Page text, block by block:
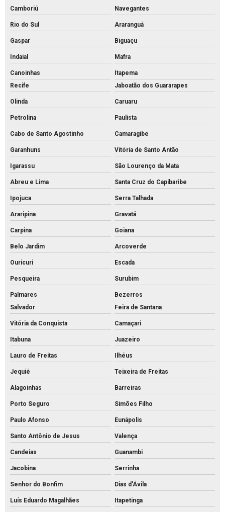
Tijolo de concreto preço
Tijolo de concreto vazado
Tijolo de concreto
Tubo de concreto 400mm
Tubo de concreto de 40cm preço
Tubo de concreto preço
Tubo de concreto valor
Venda de bloquete para calçada
Camboriú Navegantes
Rio do Sul Araranguá
Gaspar Biguaçu
Indaial Mafra
Canoinhas
Itapema
Recife
Jaboatão dos Guararapes
Olinda Caruaru
Petrolina Paulista
Cabo de Santo Agostinho Camaragibe
Garanhuns Vitória de Santo Antão
Igarassu São Lourenço da Mata
Abreu e Lima Santa Cruz do Capibaribe
Ipojuca Serra Talhada
Araripina Gravatá
Carpina Goiana
Belo Jardim Arcoverde
Ouricuri Escada
Pesqueira Surubim
Palmares
Bezerros
Salvador
Feira de Santana
Vitória da Conquista Camaçari
Itabuna Juazeiro
Lauro de Freitas Ilhéus
Jequié Teixeira de Freitas
Alagoinhas Barreiras
Porto Seguro Simões Filho
Paulo Afonso Eunápolis
Santo Antônio de Jesus Valença
Candeias Guanambi
Jacobina Serrinha
Senhor do Bonfim Dias d'Ávila
Luís Eduardo Magalhães Itapetinga